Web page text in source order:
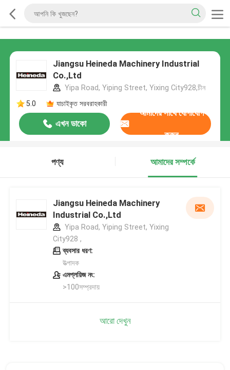
Jiangsu Heineda Machinery Industrial
Co.,Ltd
Yipa Road, Yiping Street, Yixing City928,চীন
5.0
যাচাইকৃত সরবরাহকারী
এখন ডাকো
আমাদের সাথে যোগাযোগ
করুন
পণ্য আমাদের সম্পর্কে
Jiangsu Heineda Machinery
Industrial Co.,Ltd
Yipa Road, Yiping Street, Yixing
City928 ,
ব্যবসার ধরণ:
উত্পাদক
এমপ্লয়িজ নং:
>100সম্প্রদায়
আরো দেখুন